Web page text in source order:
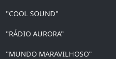
"COOL SOUND"
"RÁDIO AURORA"
"MUNDO MARAVILHOSO"